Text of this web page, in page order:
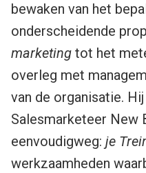
bewaken van het
onderscheidende
marketing tot het
overleg met
van de organisatie.
Salesmarketeer New
eenvoudigweg: je
werkzaamheden